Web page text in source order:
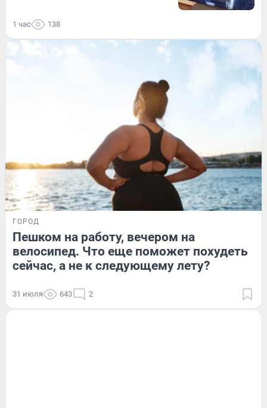
1 час 138
ГОРОД
Пешком на работу, вечером на
велосипед. Что еще поможет похудеть
сейчас, а не к следующему лету?
31 июля 643 2